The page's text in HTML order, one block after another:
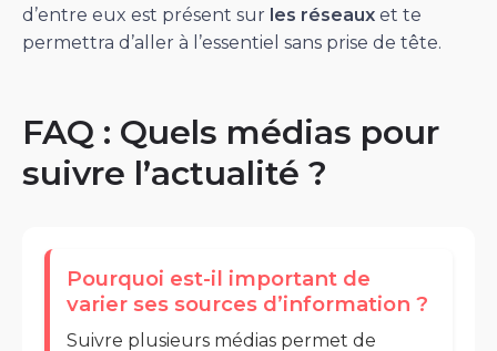
d’entre eux est présent sur les réseaux et te
permettra d’aller à l’essentiel sans prise de tête.
FAQ : Quels médias pour
suivre l’actualité ?
Pourquoi est-il important de
varier ses sources d’information ?
Suivre plusieurs médias permet de